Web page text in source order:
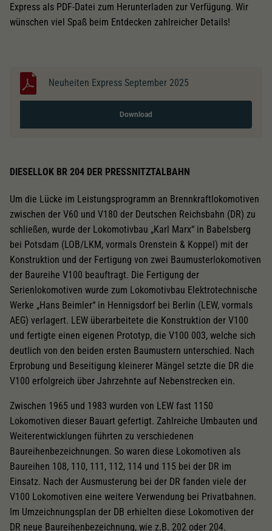
Express als PDF-Datei zum Herunterladen zur Verfügung. Wir
wünschen viel Spaß beim Entdecken zahlreicher Details!
Neuheiten Express September 2025
Download
DIESELLOK BR 204 DER PRESSNITZTALBAHN
Um die Lücke im Leistungsprogramm an Brennkraftlokomotiven
zwischen der V60 und V180 der Deutschen Reichsbahn (DR) zu
schließen, wurde der Lokomotivbau „Karl Marx“ in Babelsberg
bei Potsdam (LOB/LKM, vormals Orenstein & Koppel) mit der
Konstruktion und der Fertigung von zwei Baumusterlokomotiven
der Baureihe V100 beauftragt. Die Fertigung der
Serienlokomotiven wurde zum Lokomotivbau Elektrotechnische
Werke „Hans Beimler“ in Hennigsdorf bei Berlin (LEW, vormals
AEG) verlagert. LEW überarbeitete die Konstruktion der V100
und fertigte einen eigenen Prototyp, die V100 003, welche sich
deutlich von den beiden ersten Baumustern unterschied. Nach
Erprobung und Beseitigung kleinerer Mängel setzte die DR die
V100 erfolgreich über Jahrzehnte auf Nebenstrecken ein.
Zwischen 1965 und 1983 wurden von LEW fast 1150
Lokomotiven dieser Bauart gefertigt. Zahlreiche Umbauten und
Weiterentwicklungen führten zu verschiedenen
Baureihenbezeichnungen. So waren diese Lokomotiven als
Baureihen 108, 110, 111, 112, 114 und 115 bei der DR im
Einsatz. Nach der Ausmusterung bei der DR fanden viele der
V100 Lokomotiven eine weitere Verwendung bei Privatbahnen.
Im Umzeichnungsplan der DB erhielten diese Lokomotiven der
DR neue Baureihenbezeichnung, wie z.B. 202 oder 204.
Zweck
Einstellungen. Unter anderem eine zufällig
generierte ID, für die historische Speicherung